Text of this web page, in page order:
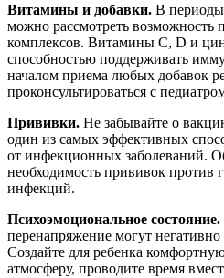
Витамины и добавки. В периоды
можно рассмотреть возможность
комплексов. Витамины C, D и
способностью поддерживать
началом приема любых добавок
проконсультироваться с
Прививки. Не забывайте о
один из самых эффективных
от инфекционных заболеваний.
необходимость прививок против
инфекций.
Психоэмоциональное состояние.
перенапряжение могут негативно
Создайте для ребенка
атмосферу, проводите время